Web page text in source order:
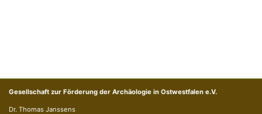
Gesellschaft zur Förderung der Archäologie in Ostwestfalen e.V.
Dr. Thomas Janssens